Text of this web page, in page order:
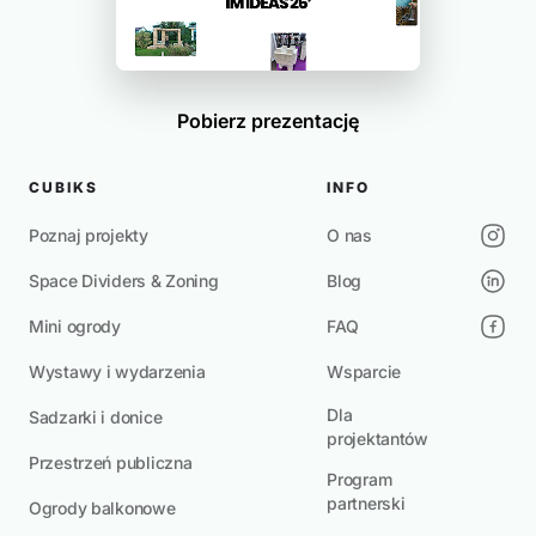
Pobierz prezentację
CUBIKS
Poznaj projekty
Space Dividers & Zoning
Mini ogrody
Wystawy i wydarzenia
Sadzarki i donice
Przestrzeń publiczna
Ogrody balkonowe
INFO
O nas
Blog
FAQ
Wsparcie
Dla
projektantów
Program
partnerski